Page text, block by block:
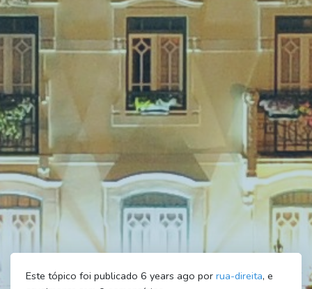
Este tópico foi publicado 6 years ago por rua-direita, e